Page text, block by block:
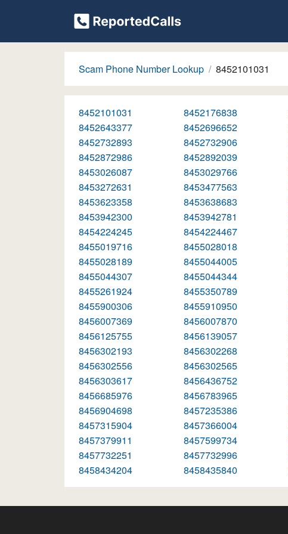
Scam Phone Number Lookup 8452101031
8452101031 8452176838
8452643377
8452696652
8452732893
8452732906
8452872986
8452892039
8453026087
8453029766
8453272631
8453477563
8453623358
8453638683
8453942300
8453942781
8454224245
8454224467
8455019716
8455028018
8455028189
8455044005
8455044307
8455044344
8455261924
8455350789
8455900306
8455910950
8456007369
8456007870
8456125755
8456139057
8456302193
8456302268
8456302556
8456302565
8456303617
8456436752
8456685976
8456783965
8456904698
8457235386
8457315904
8457366004
8457379911
8457599734
8457732251
8457732996
8458434204
8458435840